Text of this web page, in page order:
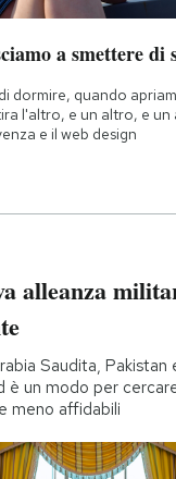
a smettere di
dormire, quando
l'altro, e un altro, e
e il web design
alleanza
Saudita, Pakistan
è un modo per
meno affidabili